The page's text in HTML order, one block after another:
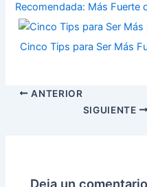
Recomendada: Más Fuerte
Cinco Tips para Ser Más
ANTERIOR
SIGUIENTE
Deja un comentario